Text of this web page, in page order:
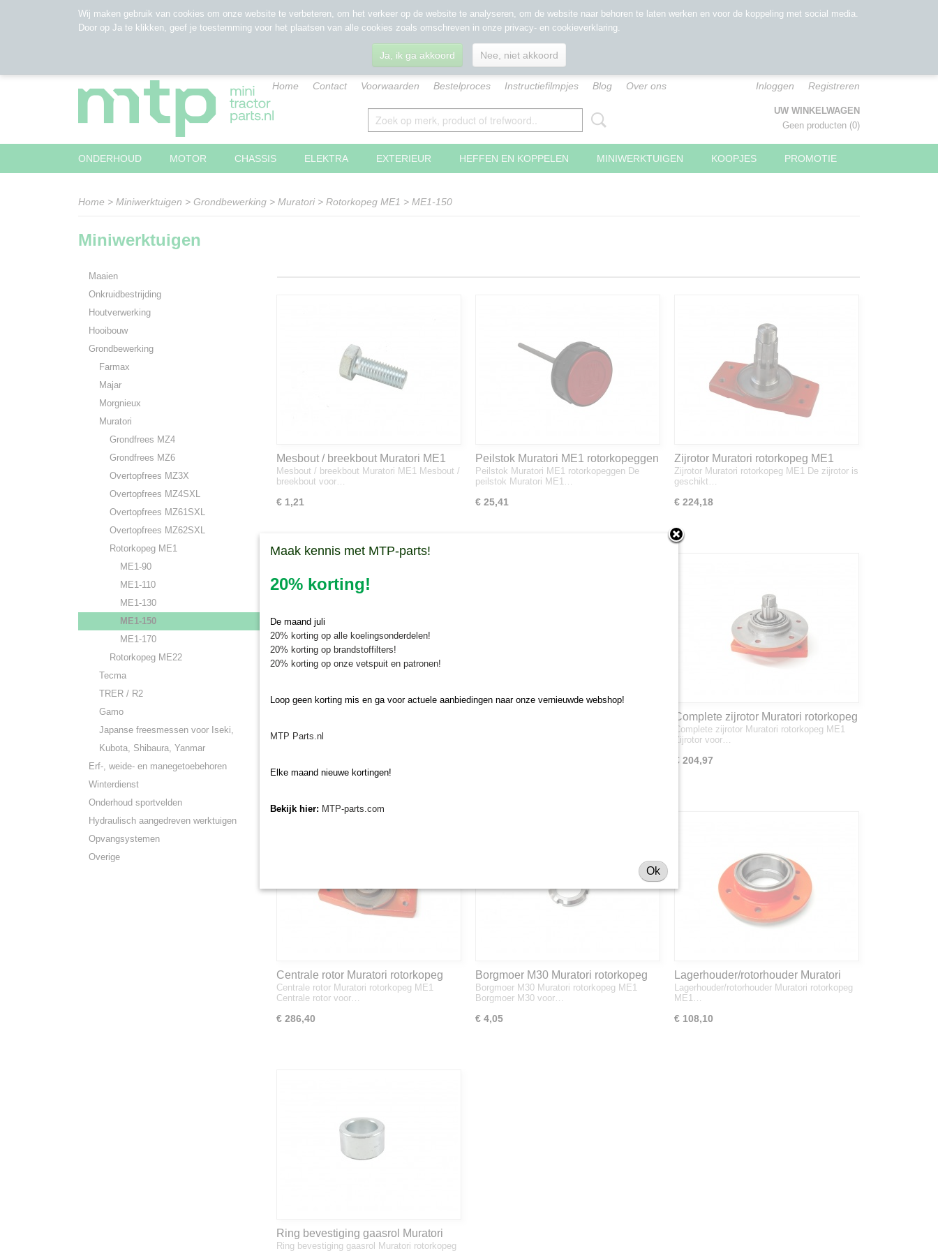
Home Contact Voorwaarden Bestelproces Instructiefilmpjes Blog Over ons Inloggen Registreren
UW WINKELWAGEN
Geen producten (0)
ONDERHOUD MOTOR CHASSIS ELEKTRA EXTERIEUR HEFFEN EN KOPPELEN MINIWERKTUIGEN KOOPJES PROMOTIE
Home > Miniwerktuigen > Grondbewerking > Muratori> Rotorkopeg ME1 > ME1-150
Miniwerktuigen
Maaien
Onkruidbestrijding
Houtverwerking
Hooibouw
Grondbewerking
Farmax
Majar
Morgnieux
Muratori
Grondfrees MZ4
Grondfrees MZ6
Overtopfrees MZ3X
Overtopfrees MZ4SXL
Overtopfrees MZ61SXL
Overtopfrees MZ62SXL
Rotorkopeg ME1
ME1-90
ME1-110
ME1-130
ME1-150
ME1-170
Rotorkopeg ME22
Tecma
TRER / R2
Gamo
Japanse freesmessen voor Iseki,
Kubota, Shibaura, Yanmar
Erf-, weide- en manegetoebehoren
Winterdienst
Onderhoud sportvelden
Hydraulisch aangedreven werktuigen
Opvangsystemen
Overige
Mesbout / breekbout Muratori ME1
Mesbout / breekbout Muratori ME1 Mesbout /
breekbout voor…
€ 1,21
Peilstok Muratori ME1 rotorkopeggen
Peilstok Muratori ME1 rotorkopeggen De
peilstok Muratori ME1…
€ 25,41
Zijrotor Muratori rotorkopeg ME1
Zijrotor Muratori rotorkopeg ME1 De zijrotor is
geschikt…
€ 224,18
Muratori rotorkopeg ME1
rotorkopeg ME1 Conisch…
Complete zijrotor Muratori rotorkopeg
ME1
Complete zijrotor Muratori rotorkopeg ME1
Zijrotor voor…
€ 204,97
Centrale rotor Muratori rotorkopeg
ME1
Centrale rotor Muratori rotorkopeg ME1
Centrale rotor voor…
€ 286,40
Borgmoer M30 Muratori rotorkopeg
ME1
Borgmoer M30 Muratori rotorkopeg ME1
Borgmoer M30 voor…
€ 4,05
Lagerhouder/rotorhouder Muratori
rotorkopeg ME1
Lagerhouder/rotorhouder Muratori rotorkopeg
ME1…
€ 108,10
Ring bevestiging gaasrol Muratori
rotorkopeg
Ring bevestiging gaasrol Muratori rotorkopeg
Wij maken gebruik van cookies om onze website te verbeteren, om het verkeer op de website te analyseren, om de website naar behoren te laten werken en voor de koppeling met social media.
Door op Ja te klikken, geef je toestemming voor het plaatsen van alle cookies zoals omschreven in onze privacy- en cookieverklaring.
Ja, ik ga akkoord Nee, niet akkoord
Maak kennis met MTP-parts!
20% korting!
De maand juli
20% korting op alle koelingsonderdelen!
20% korting op brandstoffilters!
20% korting op onze vetspuit en patronen!
Loop geen korting mis en ga voor actuele aanbiedingen naar onze vernieuwde webshop!
MTP Parts.nl
Elke maand nieuwe kortingen!
Bekijk hier: MTP-parts.com
Ok